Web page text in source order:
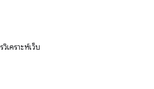
เคราะห์เว็บ